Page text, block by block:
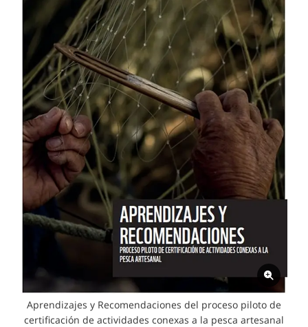
Aprendizajes y Recomendaciones del proceso piloto de
certificación de actividades conexas a la pesca artesanal